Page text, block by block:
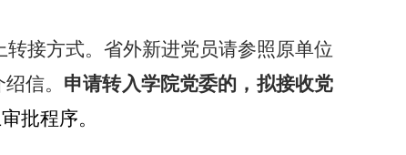
接方式。省外新进党员请参照原单位
信。 申请转入学院党委的，拟接收党
批程序。